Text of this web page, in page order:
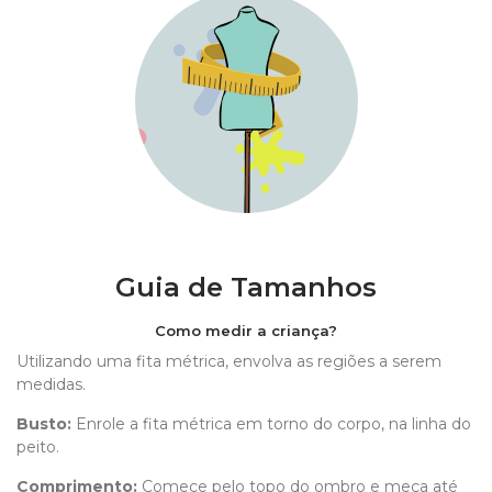
Guia de Tamanhos
Como medir a criança?
Utilizando uma fita métrica, envolva as regiões a serem
medidas.
Busto: Enrole a fita métrica em torno do corpo, na linha do
peito.
Comprimento: Comece pelo topo do ombro e meça até